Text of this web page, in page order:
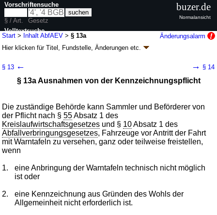
Start > Inhalt AbfAEV >§ 13a
Änderungsalarm
Hier klicken fürTitel, Fundstelle, Änderungen etc.
(AbfAEV)
Artikel 1 V. v. 05.12.2013BGBl. I S. 4043(Nr. 69); zuletzt geändert durch
7 weitere Fassungen
| Drucksachen / Entwurf / Begründung |
wird in 8 Vorschriften zitiert
Abschnitt 5 Gemeinsame Vorschriften
§ 13 ← → § 14
§ 13a Ausnahmen von der Kennzeichnungspflicht
Die zuständige Behörde kann Sammler und Beförderer von
der Pflicht nach §55Absatz 1 des
Kreislaufwirtschaftsgesetzes und § 10Absatz 1 des
Abfallverbringungsgesetzes, Fahrzeuge vor Antritt der Fahrt
mit Warntafeln zu versehen, ganz oder teilweise freistellen,
wenn
1.
eine Anbringung der Warntafeln technisch nicht möglich
ist oder
2.
eine Kennzeichnung aus Gründen des Wohls der
Allgemeinheit nicht erforderlich ist.
Vorschriftensuche
§ / Art.
Gesetz
Volltextsuche
nur in AbfAEV
buzer.de
Normalansicht